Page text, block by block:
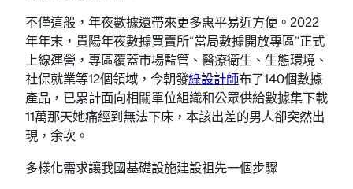
不僅這般，年夜數據還帶來更多惠平易近方便。2022
年年末，貴陽年夜數據買賣所“當局數據開放專區”正式
上線運營，專區覆蓋市場監管、醫療衛生、生態環境、
社保就業等12個領域，今朝發綠設計師布了140個數據
產品，已累計面向相關單位組織和公眾供給數據集下載
11萬那天她痛經到無法下床，本該出差的男人卻突然出
現，余次。
多樣化需求讓我國基礎設施建設祖先一個步驟